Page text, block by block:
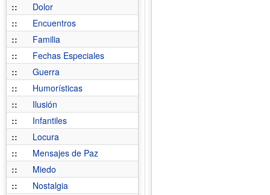
::
Dolor
::
Encuentros
::
Familia
::
Fechas Especiales
::
Guerra
::
Humorísticas
::
Ilusión
::
Infantiles
::
Locura
::
Mensajes de Paz
::
Miedo
::
Nostalgia